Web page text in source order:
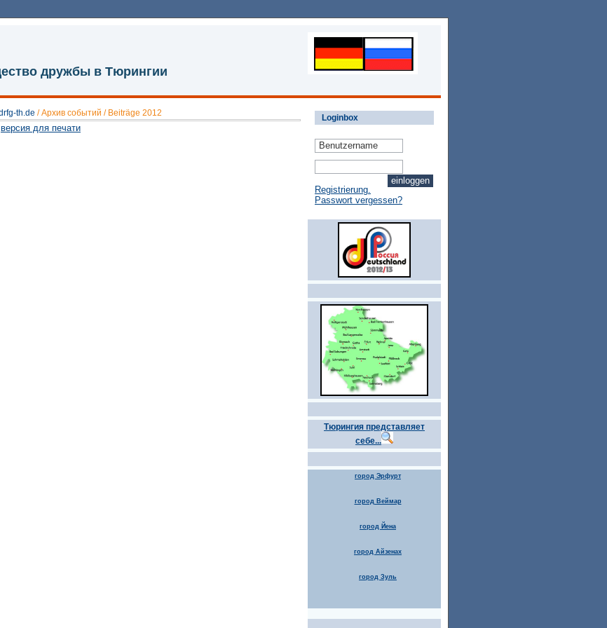
дружбы в Тюрингии
Loginbox
Registrierung.
Passwort vergessen?
Тюрингия представляет
себе...
город Эрфурт
город Веймар
город Йена
город Айзенах
город Зуль
th.de /Архив событий / Beiträge 2012
версия для печати